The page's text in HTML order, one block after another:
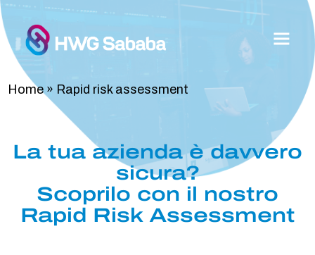
Home» Rapid risk assessment
La tua azienda è davvero
sicura?
Scoprilo con il nostro
Rapid Risk Assessment